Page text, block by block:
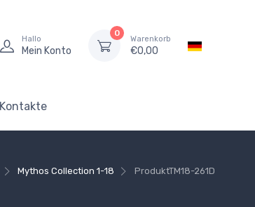
Hallo
Mein Konto
0
Warenkorb
€0,00
Kontakte
Mythos Collection 1-18 ProduktTM18-261D